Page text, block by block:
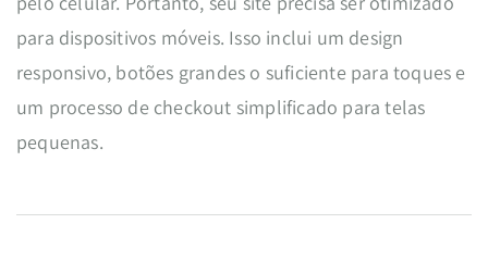
para dispositivos móveis. Isso inclui um design
responsivo, botões grandes o suficiente para toques e
um processo de checkout simplificado para telas
pequenas.